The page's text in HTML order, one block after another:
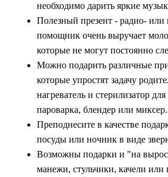
необходимо дарить яркие
Полезный презент - радио- или
помощник очень выручает
которые не могут постоянно
Можно подарить различные
которые упростят задачу
нагреватель и стерилизатор
пароварка, блендер или миксер.
Преподнесите в качестве
посуды или ночник в виде
Возможны подарки и "на
манежи, стульчики, качели или